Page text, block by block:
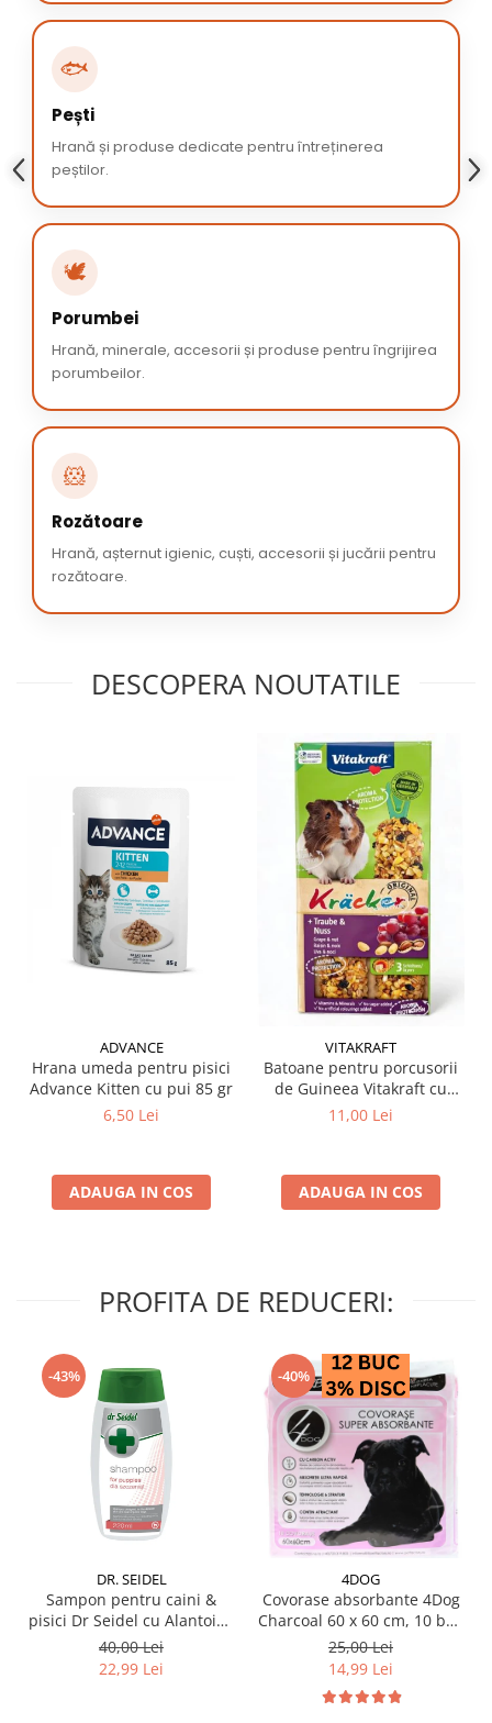
🐟
Pești
Hrană și produse dedicate pentru întreținerea
peștilor.
🕊️
Porumbei
Hrană, minerale, accesorii și produse pentru îngrijirea
porumbeilor.
🐹
Rozătoare
Hrană, așternut igienic, cuști, accesorii și jucării pentru
rozătoare.
DESCOPERA NOUTATILE
ADVANCE
Hrana umeda pentru pisici
Advance Kitten cu pui 85 gr
6,50 Lei
ADAUGA IN COS
VITAKRAFT
Batoane pentru porcusorii
de Guineea Vitakraft cu
struguri & nuci 2 buc
11,00 Lei
ADAUGA IN COS
PROFITA DE REDUCERI:
-43%
DR. SEIDEL
Sampon pentru caini &
pisici Dr Seidel cu Alantoina
220 ml
40,00 Lei
22,99 Lei
-40%
4DOG
Covorase absorbante 4Dog
Charcoal 60 x 60 cm, 10 buc
/ pachet
25,00 Lei
14,99 Lei